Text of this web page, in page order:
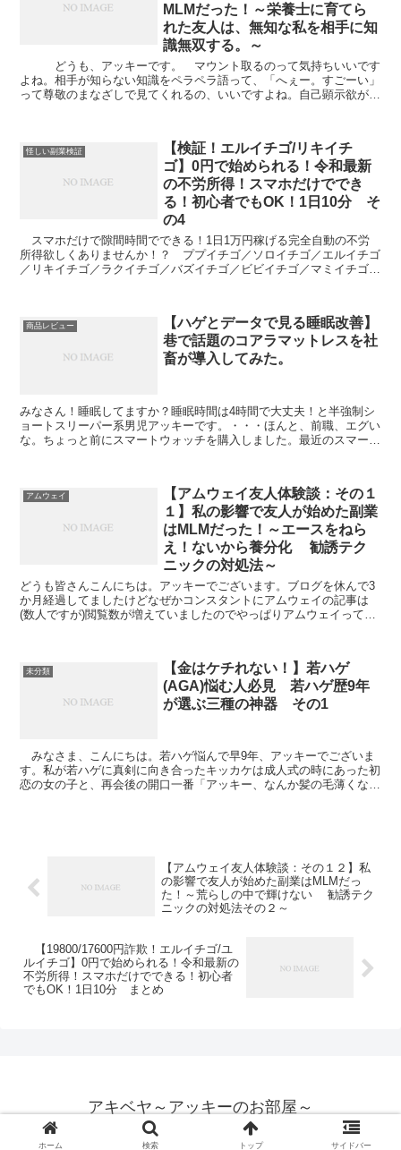
MLMだった！～栄養士に育てら
れた友人は、無知な私を相手に知
識無双する。～
どうも、アッキーです。 マウント取るのって気持ちいいです
よね。相手が知らない知識をペラペラ語って、「へぇー。すごーい」
って尊敬のまなざしで見てくれるの、いいですよね。自己顕示欲がめ
怪しい副業検証
【検証！エルイチゴ/リキイチ
ゴ】0円で始められる！令和最新
の不労所得！スマホだけででき
る！初心者でもOK！1日10分 そ
の4
スマホだけで隙間時間でできる！1日1万円稼げる完全自動の不労
所得欲しくありませんか！？ ププイチゴ／ソロイチゴ／エルイチゴ
／リキイチゴ／ラクイチゴ／バズイチゴ／ビビイチゴ／マミイチゴ／
商品レビュー
【ハゲとデータで見る睡眠改善】
巷で話題のコアラマットレスを社
畜が導入してみた。
みなさん！睡眠してますか？睡眠時間は4時間で大丈夫！と半強制シ
ョートスリーパー系男児アッキーです。・・・ほんと、前職、エグい
な。ちょっと前にスマートウォッチを購入しました。最近のスマート
アムウェイ
【アムウェイ友人体験談：その１
１】私の影響で友人が始めた副業
はMLMだった！～エースをねら
え！ないから養分化 勧誘テク
ニックの対処法～
どうも皆さんこんにちは。アッキーでございます。ブログを休んで3
か月経過してましたけどなぜかコンスタントにアムウェイの記事は
(数人ですが)閲覧数が増えていましたのでやっぱりアムウェイってな
未分類
【金はケチれない！】若ハゲ
(AGA)悩む人必見 若ハゲ歴9年
が選ぶ三種の神器 その1
みなさま、こんにちは。若ハゲ悩んで早9年、アッキーでございま
す。私が若ハゲに真剣に向き合ったキッカケは成人式の時にあった初
恋の女の子と、再会後の開口一番「アッキー、なんか髪の毛薄くなっ
【アムウェイ友人体験談：その１２】私
の影響で友人が始めた副業はMLMだっ
た！～荒らしの中で輝けない 勧誘テク
ニックの対処法その２～
【19800/17600円詐欺！エルイチゴ/ユ
ルイチゴ】0円で始められる！令和最新の
不労所得！スマホだけでできる！初心者
でもOK！1日10分 まとめ
アキベヤ～アッキーのお部屋～
© 2021 アキベヤ～アッキーのお部屋～.
ホーム 検索 トップ サイドバー